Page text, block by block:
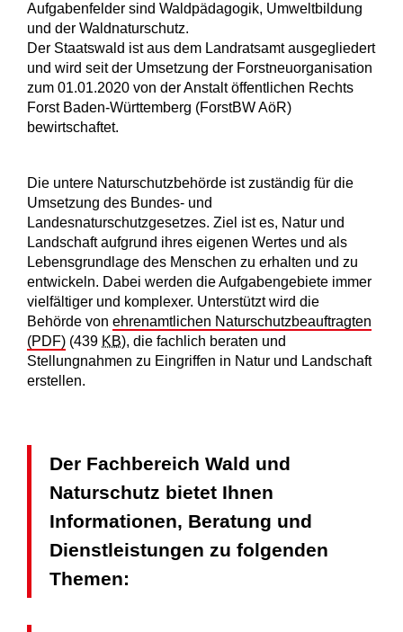
Aufgabenfelder sind Waldpädagogik, Umweltbildung
und der Waldnaturschutz.
Der Staatswald ist aus dem Landratsamt ausgegliedert
und wird seit der Umsetzung der Forstneuorganisation
zum 01.01.2020 von der Anstalt öffentlichen Rechts
Forst Baden-Württemberg (ForstBW AöR)
bewirtschaftet.
Die untere Naturschutzbehörde ist zuständig für die
Umsetzung des Bundes- und
Landesnaturschutzgesetzes. Ziel ist es, Natur und
Landschaft aufgrund ihres eigenen Wertes und als
Lebensgrundlage des Menschen zu erhalten und zu
entwickeln. Dabei werden die Aufgabengebiete immer
vielfältiger und komplexer. Unterstützt wird die
Behörde von ehrenamtlichen Naturschutzbeauftragten
(PDF) (439 KB), die fachlich beraten und
Stellungnahmen zu Eingriffen in Natur und Landschaft
erstellen.
Der Fachbereich Wald und
Naturschutz bietet Ihnen
Informationen, Beratung und
Dienstleistungen zu folgenden
Themen: